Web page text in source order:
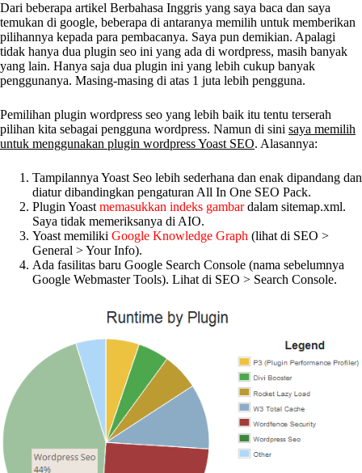
Dari beberapa artikel Berbahasa Inggris yang saya baca dan saya
temukan di google, beberapa di antaranya memilih untuk memberikan
pilihannya kepada para pembacanya. Saya pun demikian. Apalagi
tidak hanya dua plugin seo ini yang ada di wordpress, masih banyak
yang lain. Hanya saja dua plugin ini yang lebih cukup banyak
penggunanya. Masing-masing di atas 1 juta lebih pengguna.
Pemilihan plugin wordpress seo yang lebih baik itu tentu terserah
pilihan kita sebagai pengguna wordpress. Namun di sini saya memilih
untuk menggunakan plugin wordpress Yoast SEO. Alasannya:
Tampilannya Yoast Seo lebih sederhana dan enak dipandang dan
diatur dibandingkan pengaturan All In One SEO Pack.
Plugin Yoast memasukkan indeks gambardalam sitemap.xml.
Saya tidak memeriksanya di AIO.
Yoast memiliki Google Knowledge Graph (lihat di SEO >
General > Your Info).
Ada fasilitas baru Google Search Console (nama sebelumnya
Google Webmaster Tools). Lihat di SEO > Search Console.